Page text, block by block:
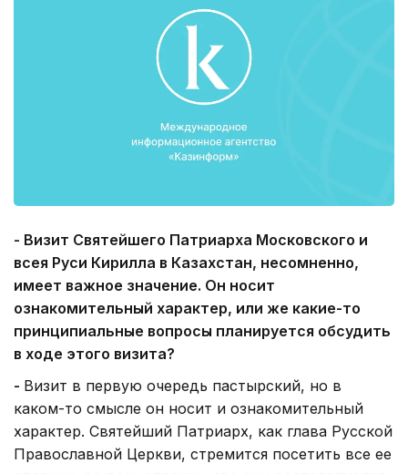
- Визит Святейшего Патриарха Московского и
всея Руси Кирилла в Казахстан, несомненно,
имеет важное значение. Он носит
ознакомительный характер, или же какие-то
принципиальные вопросы планируется обсудить
в ходе этого визита?
- Визит в первую очередь пастырский, но в
каком-то смысле он носит и ознакомительный
характер. Святейший Патриарх, как глава Русской
Православной Церкви, стремится посетить все ее